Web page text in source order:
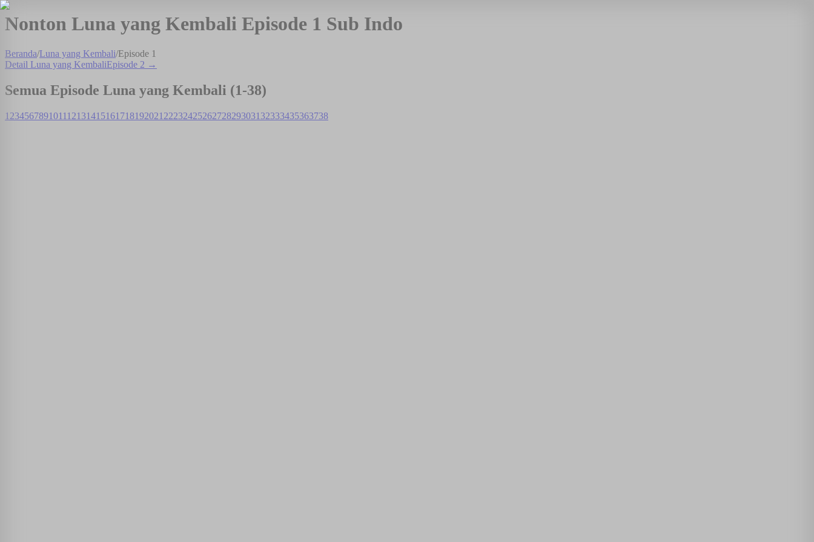
Nonton Luna yang Kembali Episode 1 Sub Indo
Beranda/Luna yang Kembali/Episode 1
Detail Luna yang KembaliEpisode 2 →
Semua Episode Luna yang Kembali (1-38)
1 234567891011 12131415161718192021 22232425262728293031 32333435363738